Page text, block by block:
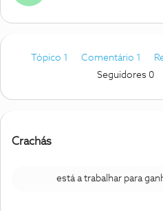
Tópico 1 Comentário 1
Seguidores 0
Crachás
está a trabalhar para